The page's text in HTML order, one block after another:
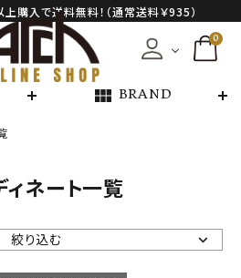
入で送料無料！（通常送料￥935）
0
view_module BRAND
ィネート一覧
絞り込む